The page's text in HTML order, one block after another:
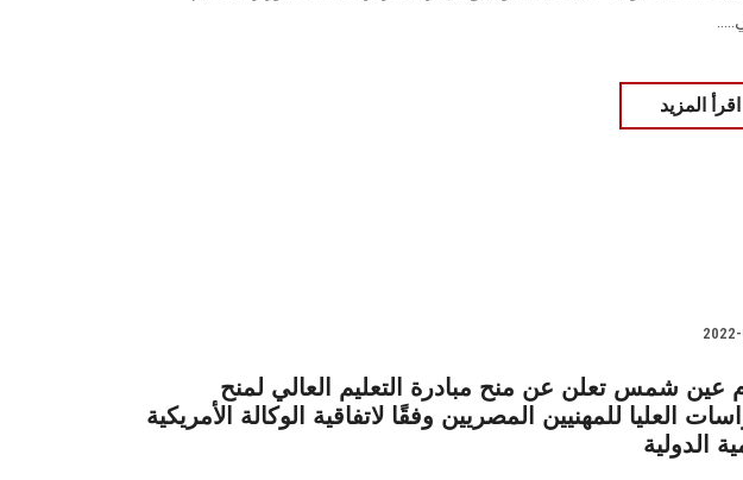
اقرأ المزيد
عين شمس تعلن عن منح مبادرة التعليم العالي لمنح
العليا للمهنيين المصريين وفقًا لاتفاقية الوكالة الأمريكية
الدولية